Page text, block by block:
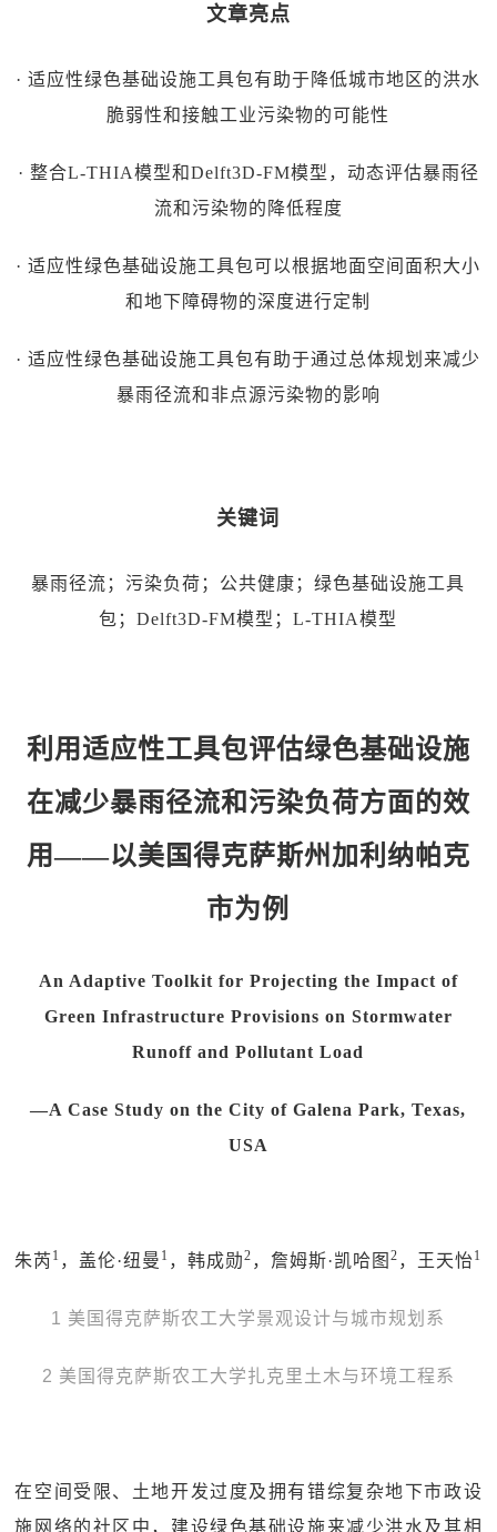
文章亮点
· 适应性绿色基础设施工具包有助于降低城市地区的洪水
脆弱性和接触工业污染物的可能性
· 整合L-THIA模型和Delft3D-FM模型，动态评估暴雨径
流和污染物的降低程度
· 适应性绿色基础设施工具包可以根据地面空间面积大小
和地下障碍物的深度进行定制
· 适应性绿色基础设施工具包有助于通过总体规划来减少
暴雨径流和非点源污染物的影响
关键词
暴雨径流；污染负荷；公共健康；绿色基础设施工具
包；Delft3D-FM模型；L-THIA模型
利用适应性工具包评估绿色基础设施
在减少暴雨径流和污染负荷方面的效
用——以美国得克萨斯州加利纳帕克
市为例
An Adaptive Toolkit for Projecting the Impact of
Green Infrastructure Provisions on Stormwater
Runoff and Pollutant Load
—A Case Study on the City of Galena Park, Texas,
USA
朱芮1 ，盖伦·纽曼 1 ，韩成勋2 ，詹姆斯·凯哈图2 ，王天怡1
1 美国得克萨斯农工大学景观设计与城市规划系
2 美国得克萨斯农工大学扎克里土木与环境工程系
在空间受限、土地开发过度及拥有错综复杂地下市政设
施网络的社区中，建设绿色基础设施来减少洪水及其相